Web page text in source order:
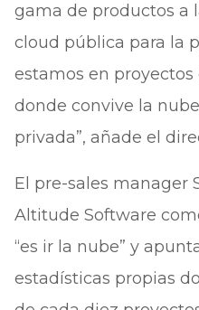
gama de productos a
cloud pública para la
estamos en
donde convive la
privada”, añade el
El pre-sales manager
Altitude Software
“es ir la nube” y
estadísticas propias